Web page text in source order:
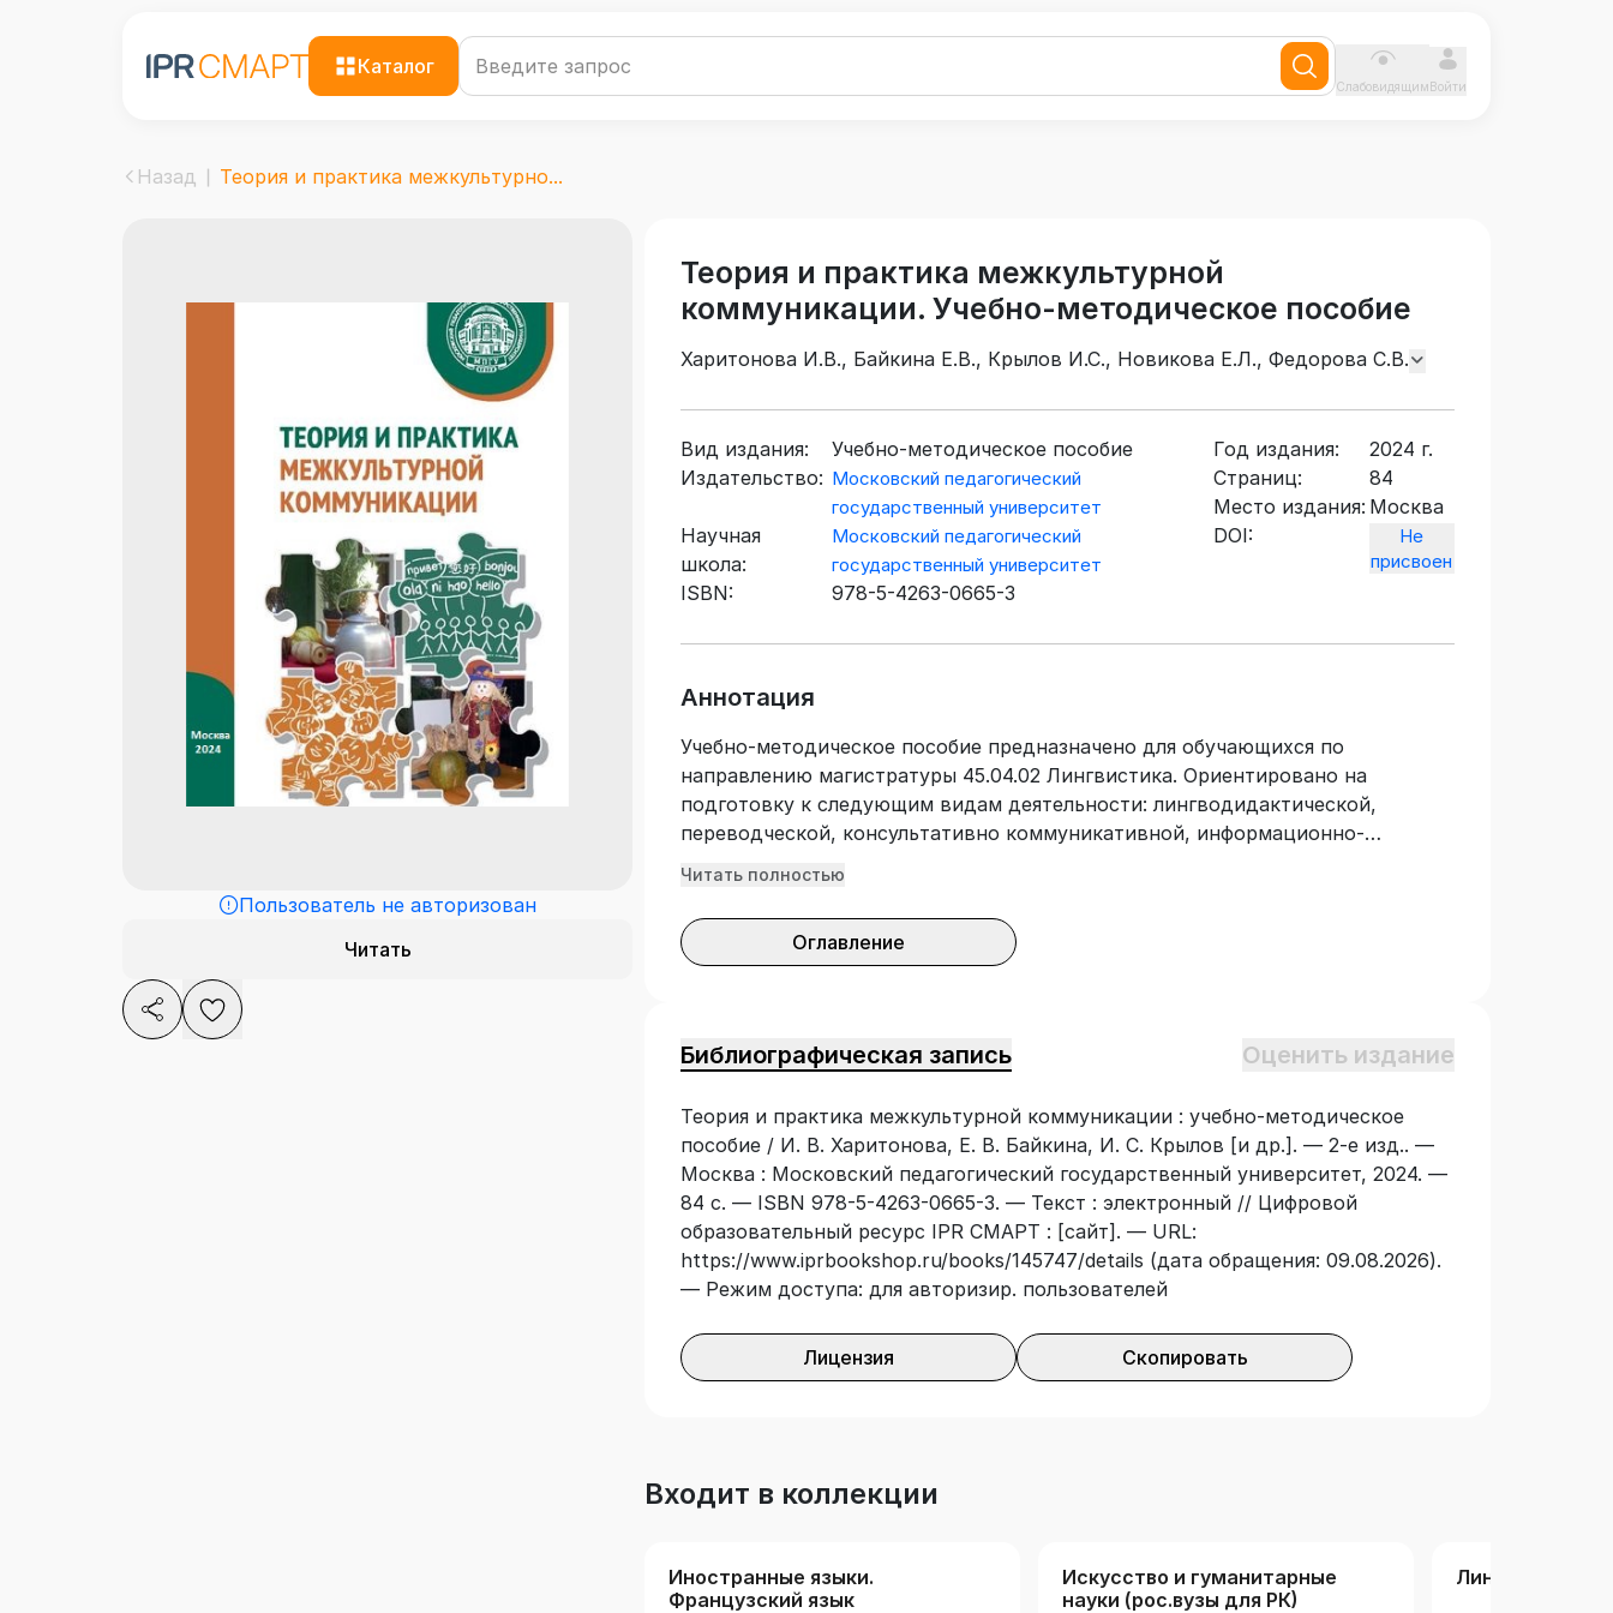
Каталог
СлабовидящимВойти
Назад Теория и практика межкультурно...
Пользователь не авторизован
Читать
Теория и практика межкультурной
коммуникации. Учебно-методическое пособие
Харитонова И.В., Байкина Е.В., Крылов И.С., Новикова Е.Л., Федорова С.В.
Вид издания:
Учебно-методическое пособие
Издательство: Московский педагогический
государственный университет
Научная
школа:
Московский педагогический
государственный университет
ISBN: 978-5-4263-0665-3
Год издания:
2024 г.
Страниц:
84
Место издания: Москва
DOI:
Не
присвоен
Аннотация
Учебно-методическое пособие предназначено для обучающихся по
направлению магистратуры 45.04.02 Лингвистика. Ориентировано на
подготовку к следующим видам деятельности: лингводидактической,
переводческой, консультативно коммуникативной, информационно-
лингвистической. Направлено на формирование навыков чтения,
лингводидактической обработки аутентичного языкового материала.
Читать полностью
Оглавление
Библиографическая запись Оценить издание
Теория и практика межкультурной коммуникации : учебно-методическое
пособие / И. В. Харитонова, Е. В. Байкина, И. С. Крылов [и др.]. — 2-е изд.. —
Москва : Московский педагогический государственный университет, 2024. —
84 с. — ISBN 978-5-4263-0665-3. — Текст : электронный // Цифровой
образовательный ресурс IPR СМАРТ : [сайт]. — URL:
https://www.iprbookshop.ru/books/145747/details (дата обращения: 09.08.2026).
— Режим доступа: для авторизир. пользователей
Лицензия Скопировать
Входит в коллекции
Иностранные языки.
Французский язык
Искусство и гуманитарные
науки (рос.вузы для РК)
Лингвистика